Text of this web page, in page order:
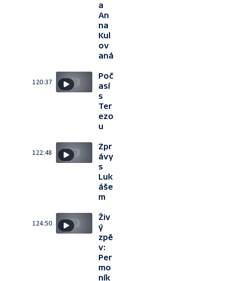
a
An
na
Kul
ov
aná
120:37
Poč
así
s
Ter
ezo
u
122:48
Zpr
ávy
s
Luk
áše
m
124:50
Živ
ý
zpě
v:
Per
mo
ník